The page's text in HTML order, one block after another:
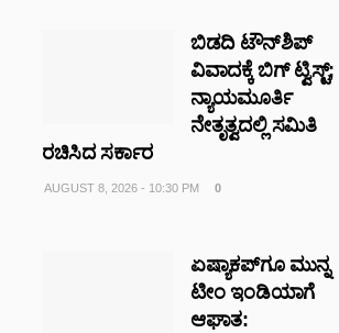
ಬಿಡದಿ ಟೌನ್‌ಶಿಪ್‌
ವಿವಾದಕ್ಕೆ ಬಿಗ್‌ ಟ್ವಿಸ್ಟ್‌;
ನ್ಯಾಯಮೂರ್ತಿ
ನೇತೃತ್ವದಲ್ಲಿ ಸಮಿತಿ
ರಚಿಸಿದ ಸರ್ಕಾರ
AUGUST 8, 2026 - 10:30 PM 0
ಏಷ್ಯಾಕಪ್‌ಗೂ ಮುನ್ನ
ಟೀಂ ಇಂಡಿಯಾಗೆ
ಆಘಾತ: